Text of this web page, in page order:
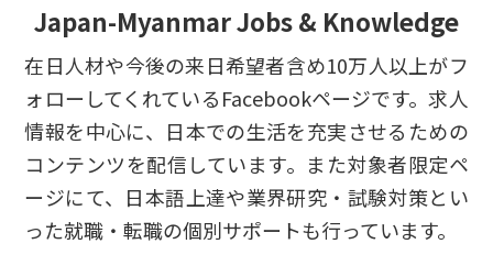
Japan-Myanmar Jobs & Knowledge
在日人材や今後の来日希望者含め10万人以上がフ
ォローしてくれているFacebookページです。求人
情報を中心に、日本での生活を充実させるための
コンテンツを配信しています。また対象者限定ペ
ージにて、日本語上達や業界研究・試験対策とい
った就職・転職の個別サポートも行っています。